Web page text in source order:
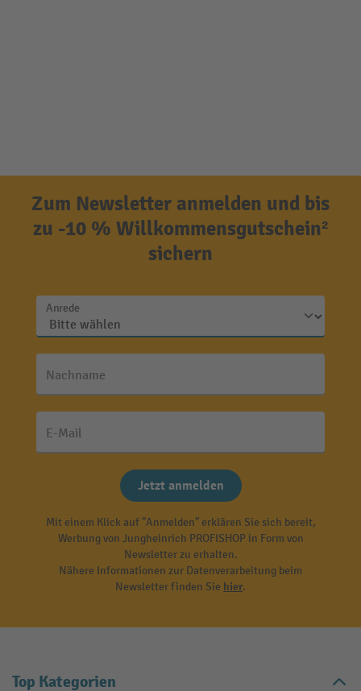
Zum Newsletter anmelden und bis
zu -10 % Willkommensgutschein²
sichern
Anrede
Nachname
E-Mail
Jetzt anmelden
Mit einem Klick auf "Anmelden" erklären Sie sich bereit,
Werbung von Jungheinrich PROFISHOP in Form von
Newsletter zu erhalten.
Nähere Informationen zur Datenverarbeitung beim
Newsletter finden Sie hier.
Top Kategorien